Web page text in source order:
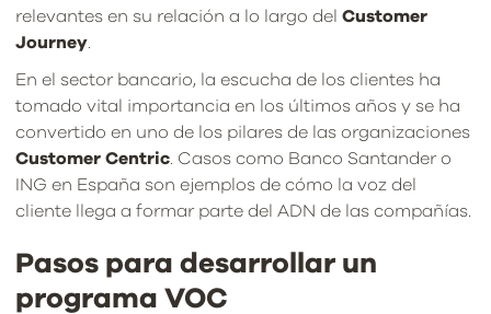
relevantes en su relación a lo largo del Customer
Journey
En el sector bancario, la escucha de los clientes ha
tomado vital importancia en los últimos años y se ha
convertido en uno de los pilares de las organizaciones
Customer Centric . Casos como Banco Santander o
ING en España son ejemplos de cómo la voz del
cliente llega a formar parte del ADN de las compañías.
Pasos para desarrollar un
programa VOC